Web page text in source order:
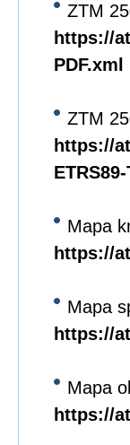
ZTM
https://
PDF.xml
ZTM
https://
ETRS89-
Mapa
https://
Mapa
https://
Mapa
https://